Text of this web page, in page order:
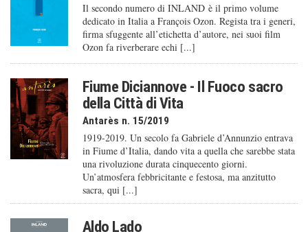
Il secondo numero di INLAND è il primo volume
dedicato in Italia a François Ozon. Regista tra i generi,
firma sfuggente all’etichetta d’autore, nei suoi film
Ozon fa riverberare echi [...]
Fiume Diciannove - Il Fuoco sacro
della Città di Vita
Antarès n. 15/2019
1919-2019. Un secolo fa Gabriele d’Annunzio entrava
in Fiume d’Italia, dando vita a quella che sarebbe stata
una rivoluzione durata cinquecento giorni.
Un’atmosfera febbricitante e festosa, ma anzitutto
sacra, qui [...]
Aldo Lado